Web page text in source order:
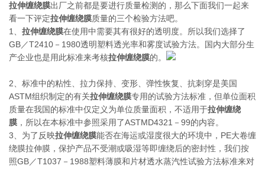
拉伸缠绕膜出厂之前都是要进行质量检测的，那么下面我们一起来
看一下评定拉伸缠绕膜质量的三个检验方法吧。
1、 拉伸缠绕膜在使用中需要其有很好的透明度。所以我们选择了
GB／T2410－1980透明塑料透光率和雾度试验方法。国内大部分生
产企业也是用此标准来考核拉伸缠绕膜的。
2、标准中的粘性、拉力保持、变形、弹性恢复、抗刺穿是美国
ASTM组织制定的有关拉伸缠绕膜专用的试验方法标准，但单位面积
质量在我国的标准中仅定义为单位质量面积，不适用于拉伸缠绕
膜 ，所以在本标准中参照采用了ASTMD4321－99的内容。
3、为了反映拉伸缠绕膜能否在海运或湿度很大的环境中，PE大卷缠
绕膜拉伸膜，保护产品不受潮或吸湿等即缠绕后的密封性，我们按
照GB／T1037－1988塑料薄膜和片材透水蒸汽性试验方法标准来对